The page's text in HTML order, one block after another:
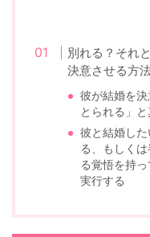
別れる？それ
決意させる方
彼が結婚を
とられる」
彼と結婚し
る、もしく
る覚悟を持
実行する